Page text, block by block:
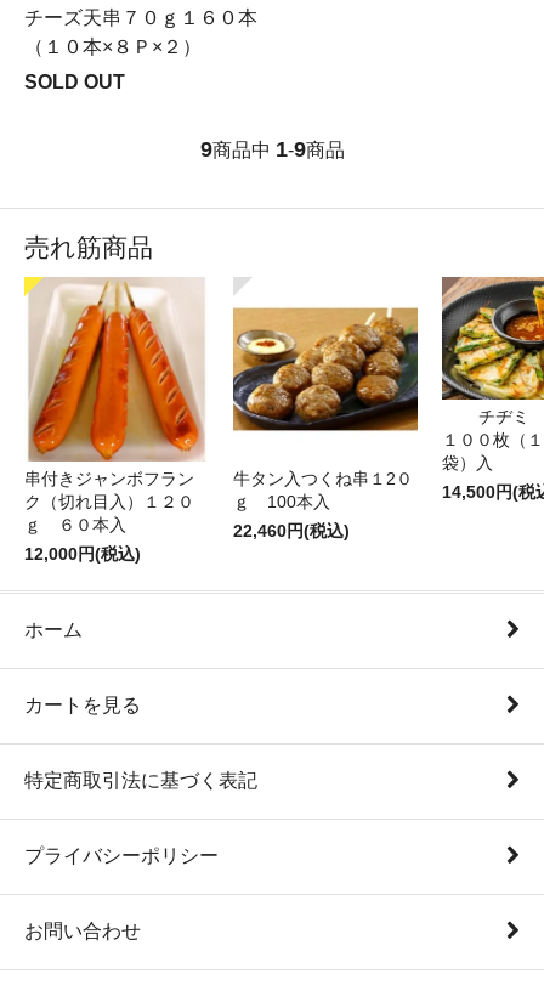
チーズ天串７０ｇ１６０本
（１０本×８Ｐ×２）
SOLD OUT
9商品中 1-9商品
売れ筋商品
串付きジャンボフラン
ク（切れ目入）１２０
ｇ ６０本入
12,000円(税込)
牛タン入つくね串１2０
ｇ 100本入
22,460円(税込)
チヂミ
１００枚（
袋）入
14,500円(税
ホーム
カートを見る
特定商取引法に基づく表記
プライバシーポリシー
お問い合わせ